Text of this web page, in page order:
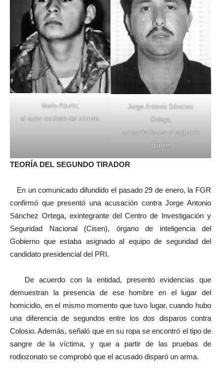
Mario Aburto,
el autor confeso del crimen.
Jorge Antonio Sánchez
Ortega,
acusado de ser el segundo
tirador.
TEORÍA DEL SEGUNDO TIRADOR
En un comunicado difundido el pasado 29 de enero, la FGR
confirmó que presentó una acusación contra Jorge Antonio
Sánchez Ortega, exintegrante del Centro de Investigación y
Seguridad Nacional (Cisen), órgano de inteligencia del
Gobierno que estaba asignado al equipo de seguridad del
candidato presidencial del PRI.
De acuerdo con la entidad, presentó evidencias que
demuestran la presencia de ese hombre en el lugar del
homicidio, en el mismo momento que tuvo lugar, cuando hubo
una diferencia de segundos entre los dos disparos contra
Colosio. Además, señaló que en su ropa se encontró el tipo de
sangre de la víctima, y que a partir de las pruebas de
rodiozonato se comprobó que el acusado disparó un arma.